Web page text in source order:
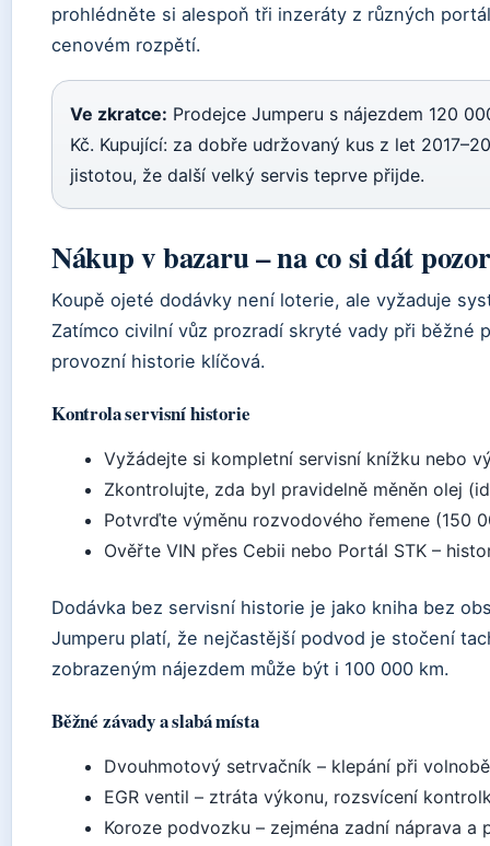
prohlédněte si alespoň tři inzeráty z různých
cenovém rozpětí.
Ve zkratce: Prodejce Jumperu s nájezdem 120
Kč. Kupující: za dobře udržovaný kus z let
jistotou, že další velký servis teprve přijde.
Nákup v bazaru – na co si dát pozor
Koupě ojeté dodávky není loterie, ale vyžaduje
Zatímco civilní vůz prozradí skryté vady při běžné
provozní historie klíčová.
Kontrola servisní historie
Vyžádejte si kompletní servisní knížku nebo
Zkontrolujte, zda byl pravidelně měněn olej
Potvrďte výměnu rozvodového řemene (150
Ověřte VIN přes Cebii nebo Portál STK –
Dodávka bez servisní historie je jako kniha bez
Jumperu platí, že nejčastější podvod je stočení
zobrazeným nájezdem může být i 100 000 km.
Běžné závady a slabá místa
Dvouhmotový setrvačník – klepání při
EGR ventil – ztráta výkonu, rozsvícení
Koroze podvozku – zejména zadní náprava a